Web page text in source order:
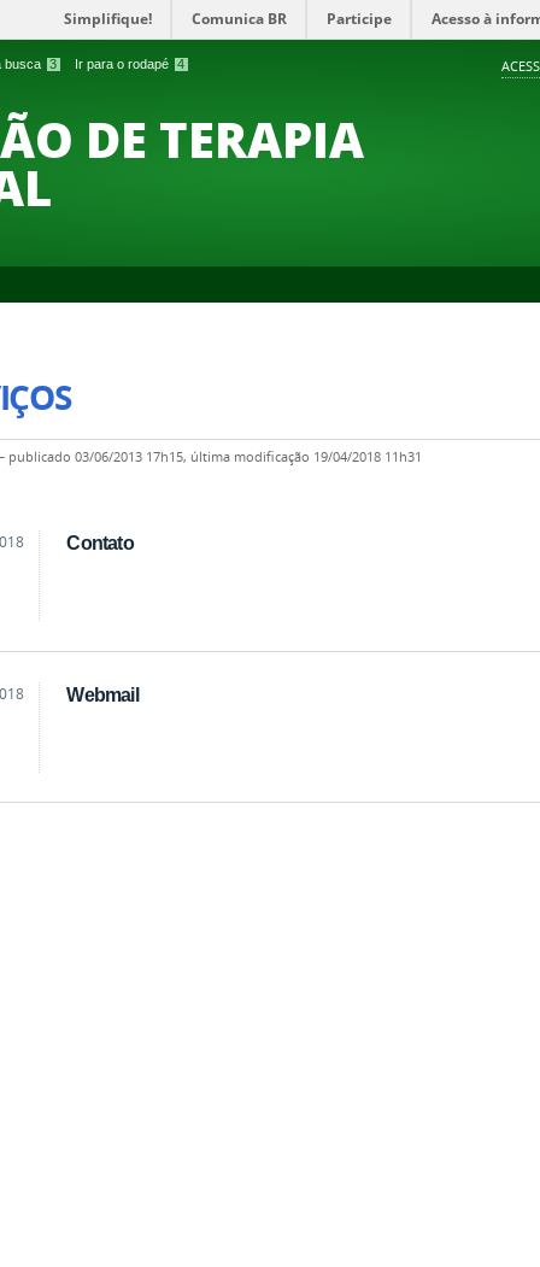
busca 3 Ir para o rodapé 4
Simplifique! Comunica BR Participe Acesso à
DE TERAPIA
publicado 03/06/2013 17h15, última modificação 19/04/2018 11h31
Contato
Webmail